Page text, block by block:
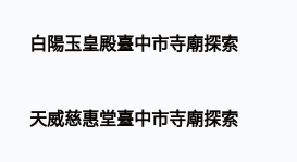
白陽玉皇殿臺中市寺廟探索
天威慈惠堂臺中市寺廟探索